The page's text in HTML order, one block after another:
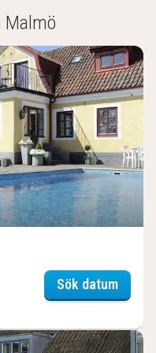
Malmö
Sök datumFlädie